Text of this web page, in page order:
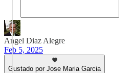
Angel Diaz Alegre
Feb 5, 2025
Gustado por Jose Maria Garcia